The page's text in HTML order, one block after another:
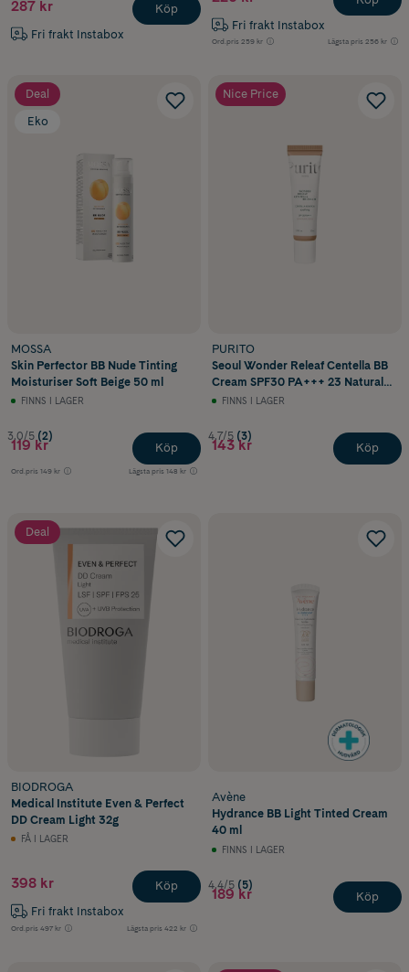
287 kr
Fri frakt Instabox
Köp
Fri frakt Instabox
Ord.pris 259 kr Lägsta pris 256 kr
Deal
Eko
MOSSA
Skin Perfector BB Nude Tinting
Moisturiser Soft Beige 50 ml
FINNS I LAGER
3.0/5 (2)
119 kr
Ord.pris 149 kr Lägsta pris 148 kr
Köp
Nice Price
PURITO
Seoul Wonder Releaf Centella BB
Cream SPF30 PA+++ 23 Natural
Beige 30 ml
FINNS I LAGER
4.7/5 (3)
143 kr Köp
Deal
BIODROGA
Medical Institute Even & Perfect
DD Cream Light 32g
FÅ I LAGER
398 kr
Fri frakt Instabox
Ord.pris 497 kr Lägsta pris 422 kr
Köp
Avène
Hydrance BB Light Tinted Cream
40 ml
FINNS I LAGER
4.4/5 (5)
189 kr Köp